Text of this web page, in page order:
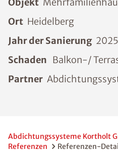
Ort Heidelberg
Jahr der Sanierung 2025
Schaden Balkon-/
Partner
Abdichtungssysteme Kortholt
Referenzen
Referenzen-